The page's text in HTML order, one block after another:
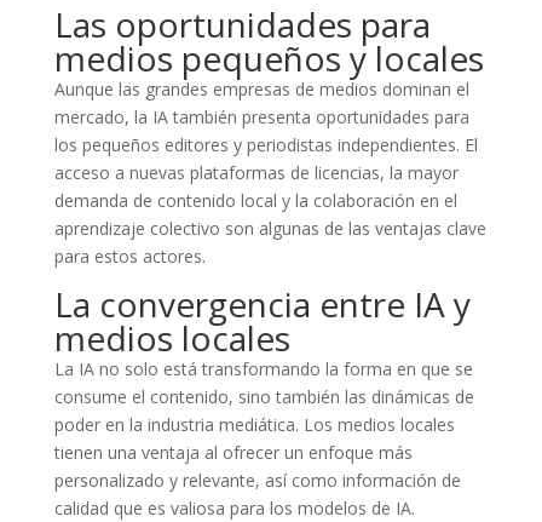
Las oportunidades para
medios pequeños y locales
Aunque las grandes empresas de medios dominan el
mercado, la IA también presenta oportunidades para
los pequeños editores y periodistas independientes. El
acceso a nuevas plataformas de licencias, la mayor
demanda de contenido local y la colaboración en el
aprendizaje colectivo son algunas de las ventajas clave
para estos actores.
La convergencia entre IA y
medios locales
La IA no solo está transformando la forma en que se
consume el contenido, sino también las dinámicas de
poder en la industria mediática. Los medios locales
tienen una ventaja al ofrecer un enfoque más
personalizado y relevante, así como información de
calidad que es valiosa para los modelos de IA.